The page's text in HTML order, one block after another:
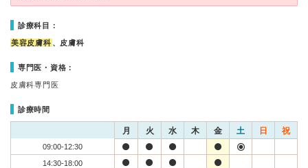
診療科目：
美容皮膚科 、皮膚科
専門医・資格：
皮膚科専門医
診療時間
月 火 水 木 金 土 日 祝
09:00-12:30
14:30-18:00